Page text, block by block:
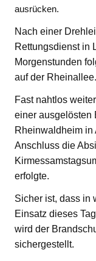
ausrücken.
Nach einer
Rettungsdienst in
Morgenstunden
auf der Rheinallee.
Fast nahtlos
einer ausgelösten
Rheinwaldheim in
Anschluss die
erfolgte.
Sicher ist, dass in
Einsatz dieses
wird der
sichergestellt.